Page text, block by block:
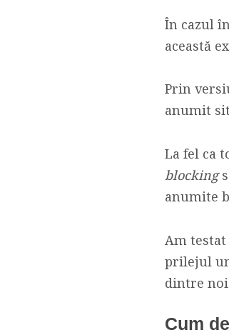
În cazul
această
Prin
anumit
La fel ca
blocking
anumite
Am testat
prilejul
dintre
Cum